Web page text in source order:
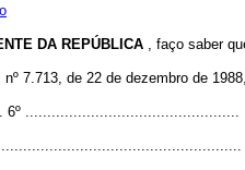
DA REPÚBLICA , faço saber
nº 7.713, de 22 de dezembro de
6º .................................................